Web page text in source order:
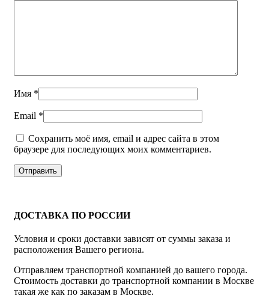
Имя *
Email *
Сохранить моё имя, email и адрес сайта в этом
браузере для последующих моих комментариев.
ДОСТАВКА ПО РОССИИ
Условия и сроки доставки зависят от суммы заказа и
расположения Вашего региона.
Отправляем транспортной компанией до вашего города.
Стоимость доставки до транспортной компании в Москве
такая же как по заказам в Москве.